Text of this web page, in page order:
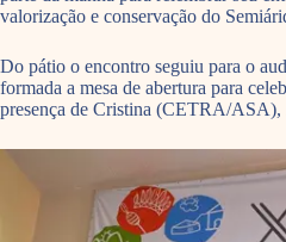
valorização e conservação do
Do pátio o encontro seguiu para o
formada a mesa de abertura para
presença de Cristina (CETRA/ASA),